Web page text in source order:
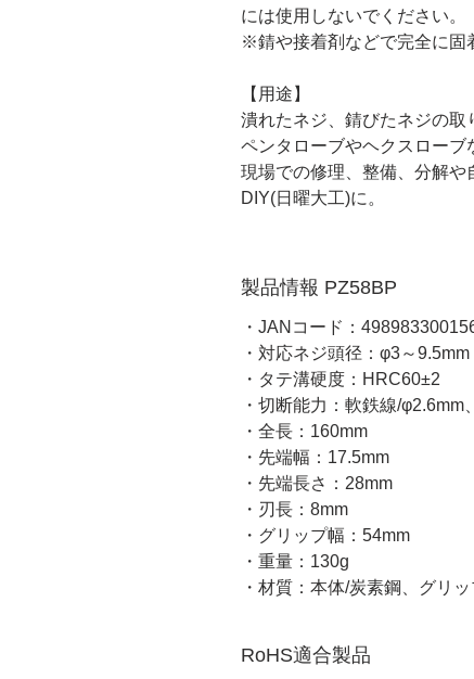
には使用しないでください。
※錆や接着剤などで完全に固
【用途】
潰れたネジ、錆びたネジの取
ペンタローブやヘクスローブ
現場での修理、整備、分解や
DIY(日曜大工)に。
製品情報 PZ58BP
・JANコード：
・対応ネジ頭径：φ3～9.5mm
・タテ溝硬度：HRC60±2
・切断能力：軟鉄線/φ2.6mm
・全長：160mm
・先端幅：17.5mm
・先端長さ：28mm
・刃長：8mm
・グリップ幅：54mm
・重量：130g
・材質：本体/炭素鋼、グリ
RoHS適合製品